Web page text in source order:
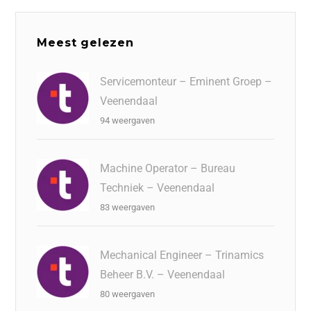
Meest gelezen
Servicemonteur – Eminent Groep –
Veenendaal
94 weergaven
Machine Operator – Bureau
Techniek – Veenendaal
83 weergaven
Mechanical Engineer – Trinamics
Beheer B.V. – Veenendaal
80 weergaven